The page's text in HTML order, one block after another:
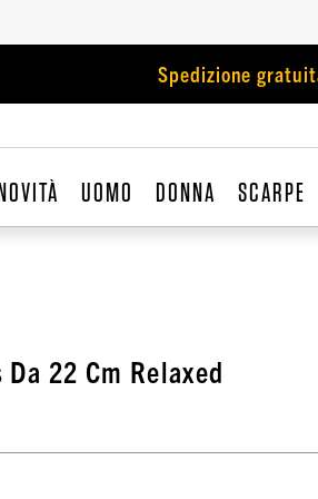
Spedizione
UOMO DONNA SCARPE
22 Cm Relaxed